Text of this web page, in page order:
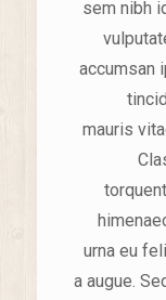
sem nibh
accumsan
mauris
urna eu
a augue.